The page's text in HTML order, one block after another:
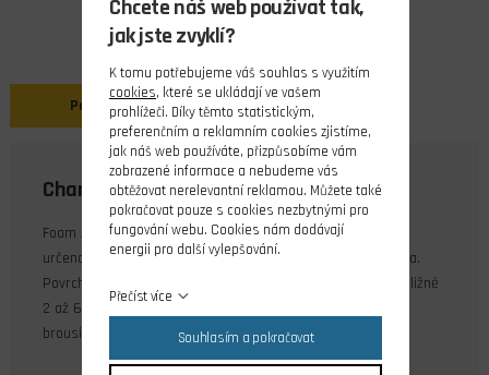
Popis
Charakteristika
Foam Armour je hustá vodou ředitelná pryskyřice, která je
určena pro zpevnění povrchu EPP, EPS, depronu nebo dřeva.
Povrch bude odolnější vůči poškrábání. Doba tuhnutí je přibližně
2 až 6 hodin. Po vytvrzení je povrch vodovzdorný a snadno
brousitelný. Výtěžnost cca 1 m².
Chcete náš web používat tak,
jak jste zvyklí?
K tomu potřebujeme váš souhlas s využitím
cookies, které se ukládají ve vašem
prohlížeči. Díky těmto statistickým,
preferenčním a reklamním cookies zjistíme,
jak náš web používáte, přizpůsobíme vám
zobrazené informace a nebudeme vás
obtěžovat nerelevantní reklamou. Můžete také
pokračovat pouze s cookies nezbytnými pro
fungování webu. Cookies nám dodávají
energii pro další vylepšování.
Přečíst více
Souhlasím a pokračovat